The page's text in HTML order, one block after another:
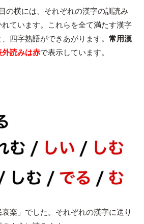
の横には、それぞれの漢字の訓読み
ています。これらを全て満たす漢字
四字熟語ができあがります。 常用漢
外読みは赤で表示しています。
楽」でした。それぞれの漢字に送り